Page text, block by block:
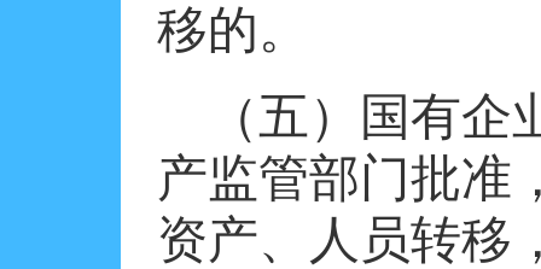
移的。
（五）国有
产监管部门批准
资产、人员转移